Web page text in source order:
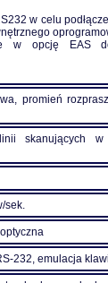
w celu
w opcję EAS
promień
skanujących w
sek.
232, emulacja